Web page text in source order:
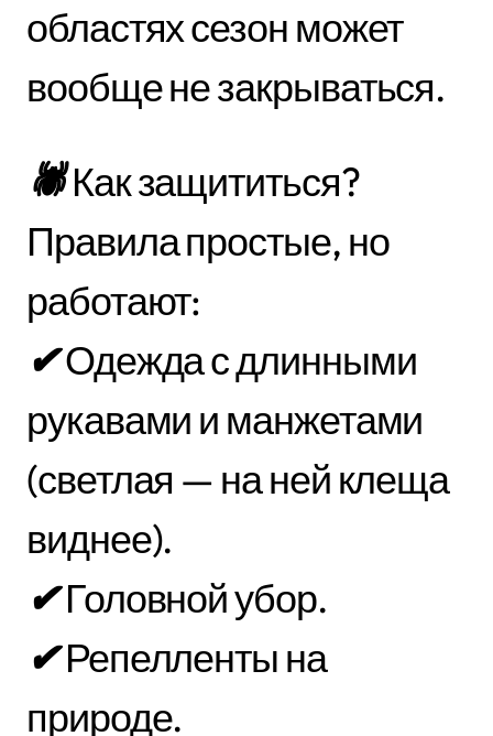
областях сезон может
вообще не закрываться.
🕷Как защититься?
Правила простые, но
работают:
✔Одежда с длинными
рукавами и манжетами
(светлая — на ней клеща
виднее).
✔Головной убор.
✔Репелленты на
природе.